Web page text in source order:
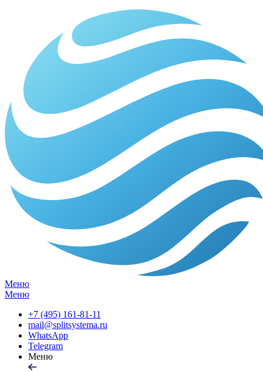
Меню
Меню
+7 (495) 161-81-11
mail@splitsystema.ru
WhatsApp
Telegram
Меню